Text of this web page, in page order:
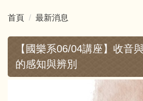
首頁 最新消息
【國樂系06/04講座】收音
的感知與辨別